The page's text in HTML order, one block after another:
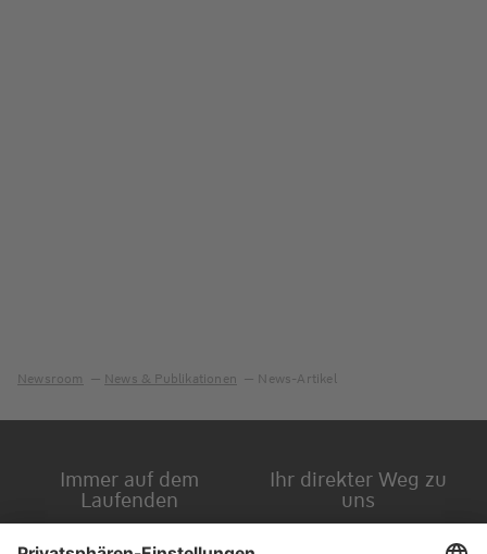
Newsroom News & Publikationen News-Artikel
Immer auf dem
Laufenden
Ihr direkter Weg zu
uns